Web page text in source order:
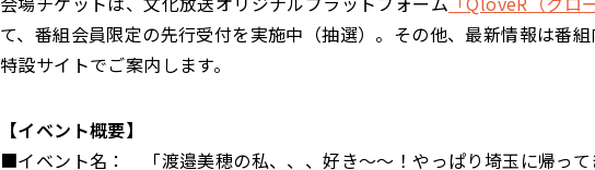
て、番組会員限定の先行受付を実施中（抽選）。その他、最新情報は番
特設サイトでご案内します。
【イベント概要】
■イベント名： 「渡邉美穂の私、、、好き～～！やっぱり埼玉に帰って